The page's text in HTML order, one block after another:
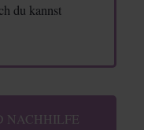
du kannst
NACHHILFE